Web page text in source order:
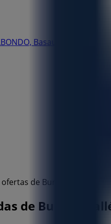
Basauri
de Bureau Vallée
de Bureau